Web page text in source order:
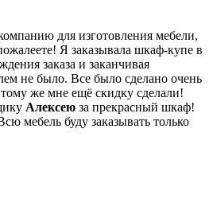
для изготовления мебели,
Я заказывала шкаф-купе в
заказа и заканчивая
не было. Все было сделано очень
же мне ещё скидку сделали!
Алексею за прекрасный шкаф!
мебель буду заказывать только